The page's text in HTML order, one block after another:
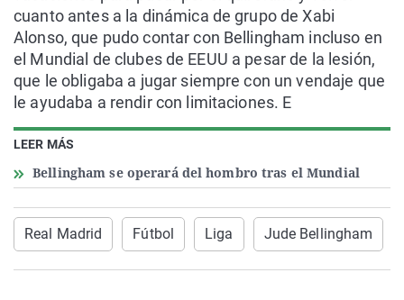
LEER MÁS
Bellingham se operará del hombro tras el Mundial
cuanto antes a la dinámica de grupo de Xabi
Alonso, que pudo contar con Bellingham incluso en
el Mundial de clubes de EEUU a pesar de la lesión,
que le obligaba a jugar siempre con un vendaje que
le ayudaba a rendir con limitaciones. E
Real Madrid Fútbol Liga Jude Bellingham